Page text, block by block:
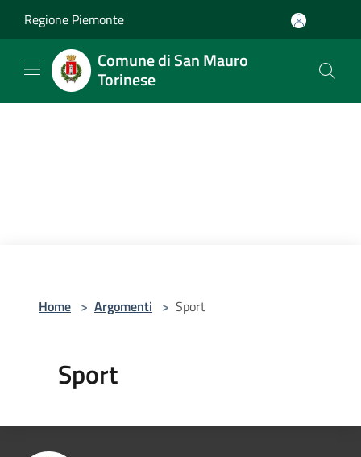
Regione Piemonte
Comune di San Mauro
Torinese
Home > Argomenti > Sport
Sport